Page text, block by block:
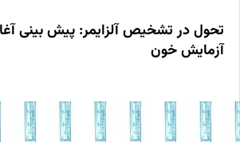
تحول در تشخیص آلزایمر: پیش بینی
آزمایش خون